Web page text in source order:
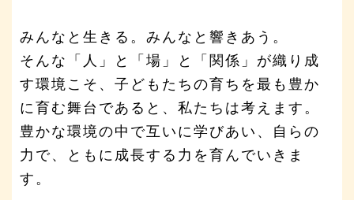
みんなと生きる。みんなと響きあう。
そんな「人」と「場」と「関係」が織り成
す環境こそ、子どもたちの育ちを最も豊か
に育む舞台であると、私たちは考えます。
豊かな環境の中で互いに学びあい、自らの
力で、ともに成長する力を育んでいきま
す。